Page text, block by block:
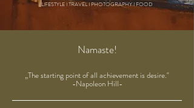
LIFESTYLE I TRAVEL I PHOTOGRAPHY I FOOD
Namaste!
„The starting point of all achievement is desire."
-Napoleon Hill-